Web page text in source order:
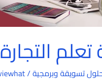
تسويقة وبرمجية/